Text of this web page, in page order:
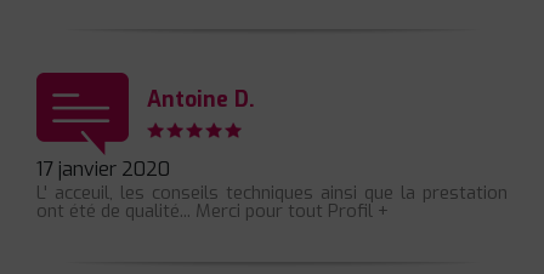
Antoine D.
17 janvier 2020
L' acceuil, les conseils techniques ainsi que la prestation
ont été de qualité... Merci pour tout Profil +